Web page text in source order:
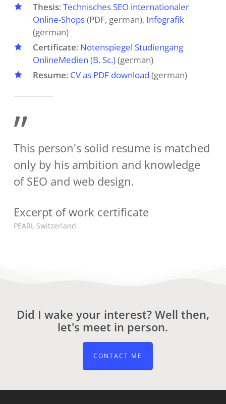
Thesis: Technisches SEO internationaler
Online-Shops(PDF, german), Infografik
(german)
Certificate: Notenspiegel Studiengang
OnlineMedien (B. Sc.)(german)
Resume: CV as PDF download (german)
”
This person's solid resume is matched
only by his ambition and knowledge
of SEO and web design.
Excerpt of work certificate
PEARL Switzerland
Did I wake your interest? Well then,
let's meet in person.
CONTACT ME